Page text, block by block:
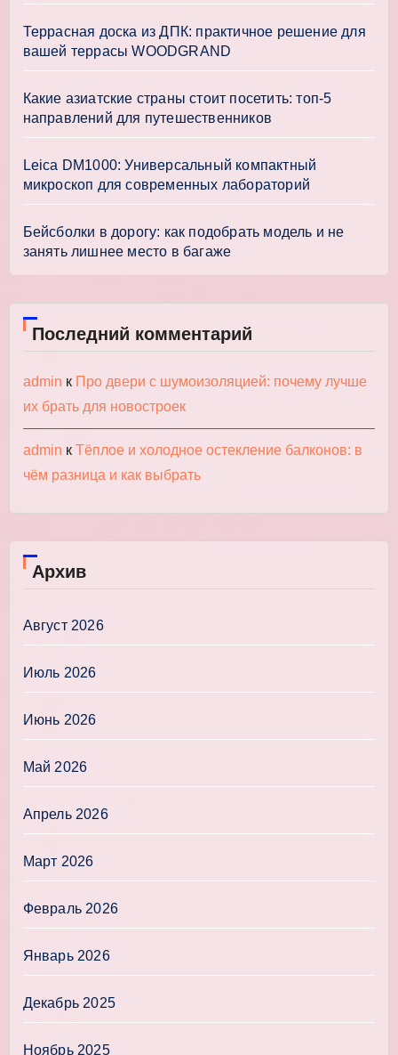
Террасная доска из ДПК: практичное решение для
вашей террасы WOODGRAND
Какие азиатские страны стоит посетить: топ-5
направлений для путешественников
Leica DM1000: Универсальный компактный
микроскоп для современных лабораторий
Бейсболки в дорогу: как подобрать модель и не
занять лишнее место в багаже
Последний комментарий
admin к Про двери с шумоизоляцией: почему лучше
их брать для новостроек
admin к Тёплое и холодное остекление балконов: в
чём разница и как выбрать
Архив
Август 2026
Июль 2026
Июнь 2026
Май 2026
Апрель 2026
Март 2026
Февраль 2026
Январь 2026
Декабрь 2025
Ноябрь 2025